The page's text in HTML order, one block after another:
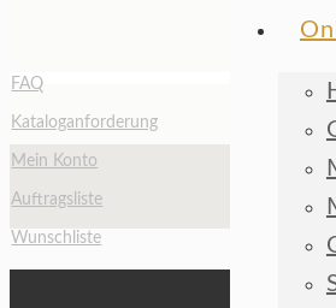
FAQ
Kataloganforderung
Mein Konto
Auftragsliste
Wunschliste